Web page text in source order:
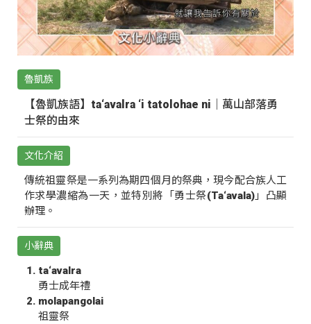
魯凱族
【魯凱族語】ta‘avalra ‘i tatolohae ni｜萬山部落勇
士祭的由來
文化介紹
傳統祖靈祭是一系列為期四個月的祭典，現今配合族人工
作求學濃縮為一天，並特別將「勇士祭(Ta‘avala)」凸顯
辦理。
小辭典
ta‘avalra
勇士成年禮
molapangolai
祖靈祭